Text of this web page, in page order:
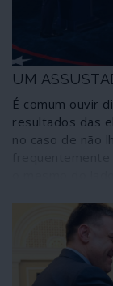
UM
É comum ouvir
resultados das
no caso de não
quaisquer
recordada
democrata ou
sondagens vai
não está